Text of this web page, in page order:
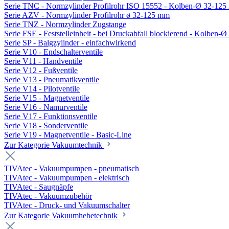
Serie TNC - Normzylinder Profilrohr ISO 15552 - Kolben-Ø 32-125
Serie AZV - Normzylinder Profilrohr ø 32-125 mm
Serie TNZ - Normzylinder Zugstange
Serie FSE - Feststelleinheit - bei Druckabfall blockierend - Kolben-Ø
Serie SP - Balgzylinder - einfachwirkend
Serie V10 - Endschalterventile
Serie V11 - Handventile
Serie V12 - Fußventile
Serie V13 - Pneumatikventile
Serie V14 - Pilotventile
Serie V15 - Magnetventile
Serie V16 - Namurventile
Serie V17 - Funktionsventile
Serie V18 - Sonderventile
Serie V19 - Magnetventile - Basic-Line
Zur Kategorie Vakuumtechnik
TIVAtec - Vakuumpumpen - pneumatisch
TIVAtec - Vakuumpumpen - elektrisch
TIVAtec - Saugnäpfe
TIVAtec - Vakuumzubehör
TIVAtec - Druck- und Vakuumschalter
Zur Kategorie Vakuumhebetechnik